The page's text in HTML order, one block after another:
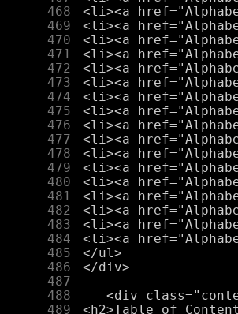
    468
    469
    470
    471
    472
    473
    474
    475
    476
    477
    478
    479
    480
    481
    482
    483
    484
    485
    486
    487
    488
    489